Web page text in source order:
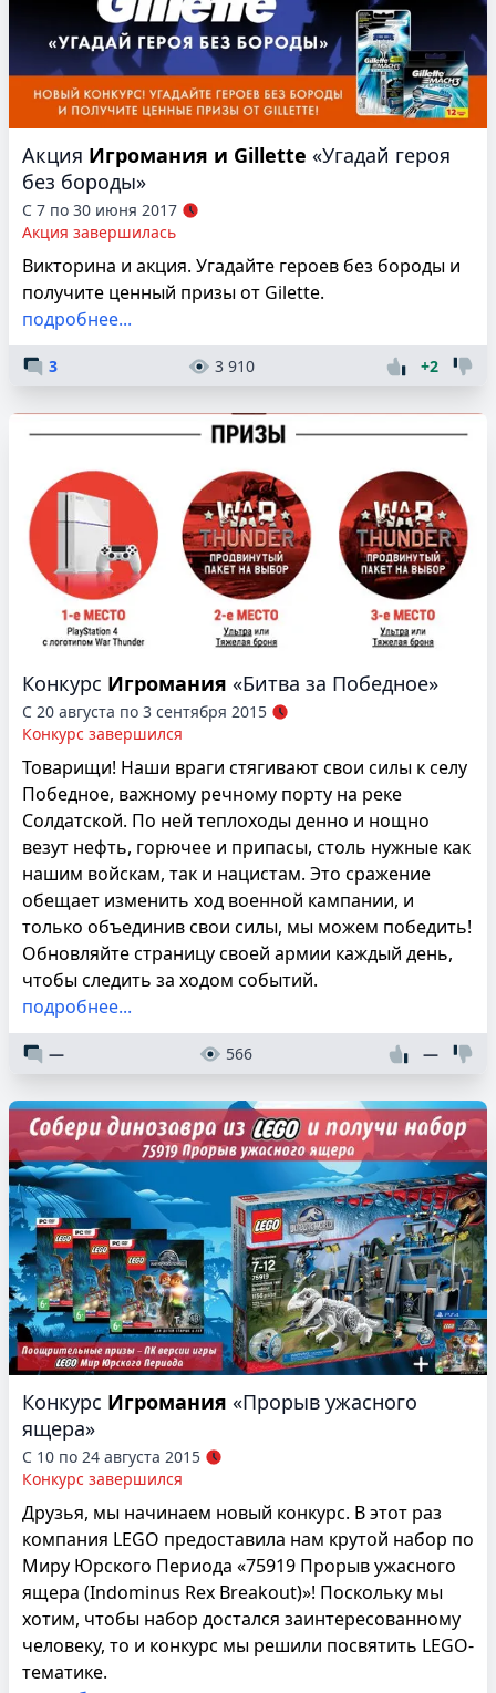
Акция Игромания и Gillette «Угадай героя
без бороды»
С 7 по 30 июня 2017
Акция завершилась
Викторина и акция. Угадайте героев без бороды и
получите ценный призы от Gilette.
подробнее...
3 3 910 +2
Конкурс Игромания «Битва за Победное»
С 20 августа по 3 сентября 2015
Конкурс завершился
Товарищи! Наши враги стягивают свои силы к селу
Победное, важному речному порту на реке
Солдатской. По ней теплоходы денно и нощно
везут нефть, горючее и припасы, столь нужные как
нашим войскам, так и нацистам. Это сражение
обещает изменить ход военной кампании, и
только объединив свои силы, мы можем победить!
Обновляйте страницу своей армии каждый день,
чтобы следить за ходом событий.
подробнее...
— 566 —
Конкурс Игромания «Прорыв ужасного
ящера»
С 10 по 24 августа 2015
Конкурс завершился
Друзья, мы начинаем новый конкурс. В этот раз
компания LEGO предоставила нам крутой набор по
Миру Юрского Периода «75919 Прорыв ужасного
ящера (Indominus Rex Breakout)»! Поскольку мы
хотим, чтобы набор достался заинтересованному
человеку, то и конкурс мы решили посвятить LEGO-
тематике.